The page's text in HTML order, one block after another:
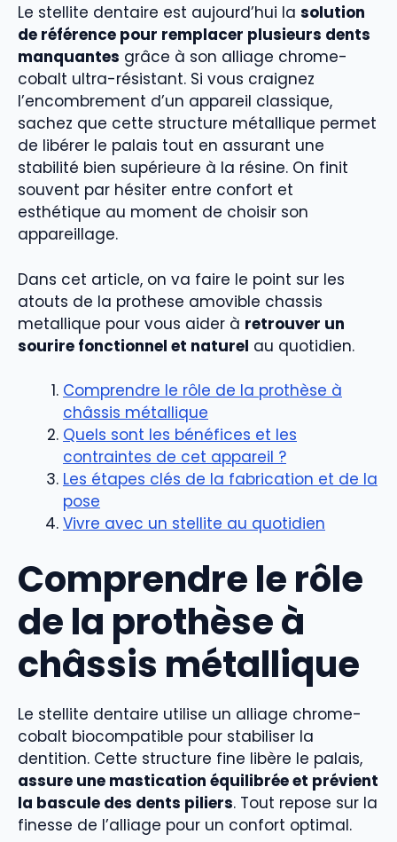
Le stellite dentaire est aujourd’hui la solution
de référence pour remplacer plusieurs dents
manquantes grâce à son alliage chrome-
cobalt ultra-résistant. Si vous craignez
l’encombrement d’un appareil classique,
sachez que cette structure métallique permet
de libérer le palais tout en assurant une
stabilité bien supérieure à la résine. On finit
souvent par hésiter entre confort et
esthétique au moment de choisir son
appareillage.
Dans cet article, on va faire le point sur les
atouts de la prothese amovible chassis
metallique pour vous aider à retrouver un
sourire fonctionnel et naturel au quotidien.
Comprendre le rôle de la prothèse à
châssis métallique
Quels sont les bénéfices et les
contraintes de cet appareil ?
Les étapes clés de la fabrication et de la
pose
Vivre avec un stellite au quotidien
Comprendre le rôle
de la prothèse à
châssis métallique
Le stellite dentaire utilise un alliage chrome-
cobalt biocompatible pour stabiliser la
dentition. Cette structure fine libère le palais,
assure une mastication équilibrée et prévient
la bascule des dents piliers. Tout repose sur la
finesse de l’alliage pour un confort optimal.